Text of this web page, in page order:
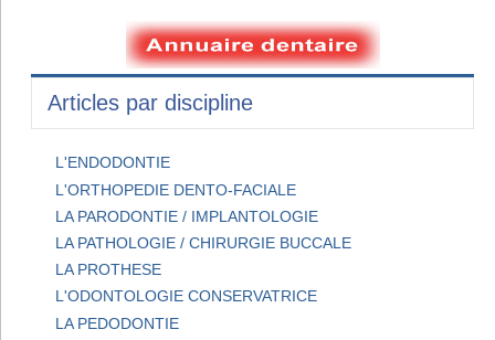
Articles par discipline
L'ENDODONTIE
L'ORTHOPEDIE DENTO-FACIALE
LA PARODONTIE / IMPLANTOLOGIE
LA PATHOLOGIE / CHIRURGIE BUCCALE
LA PROTHESE
L'ODONTOLOGIE CONSERVATRICE
LA PEDODONTIE